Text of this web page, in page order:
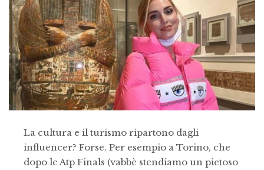
La cultura e il turismo ripartono dagli
influencer? Forse. Per esempio a Torino, che
dopo le Atp Finals (vabbè stendiamo un pietoso